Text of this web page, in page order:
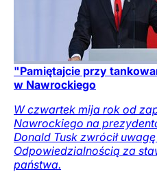
"Pamiętajcie przy
w Nawrockiego
W czwartek mija rok od
Nawrockiego na
Donald Tusk zwrócił
Odpowiedzialnością za
państwa.